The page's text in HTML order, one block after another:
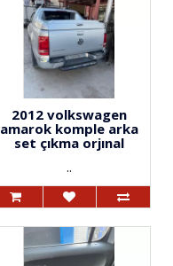
2012 volkswagen
amarok komple arka
set çıkma orjınal
..